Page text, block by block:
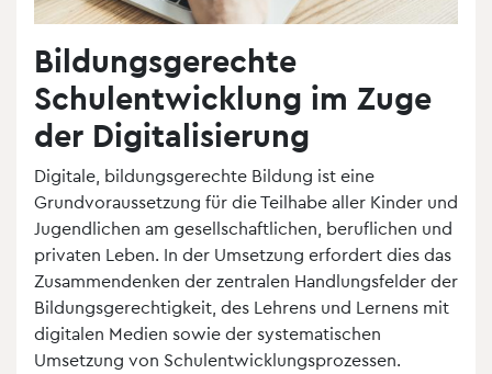
Bildungsgerechte
Schulentwicklung im Zuge
der Digitalisierung
Digitale, bildungsgerechte Bildung ist eine
Grundvoraussetzung für die Teilhabe aller Kinder und
Jugendlichen am gesellschaftlichen, beruflichen und
privaten Leben. In der Umsetzung erfordert dies das
Zusammendenken der zentralen Handlungsfelder der
Bildungsgerechtigkeit, des Lehrens und Lernens mit
digitalen Medien sowie der systematischen
Umsetzung von Schulentwicklungsprozessen.